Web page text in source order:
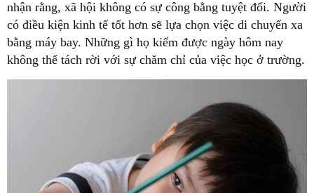
nhận rằng, xã hội không có sự công bằng tuyệt đối. Người
có điều kiện kinh tế tốt hơn sẽ lựa chọn việc di chuyển xa
bằng máy bay. Những gì họ kiếm được ngày hôm nay
không thể tách rời với sự chăm chỉ của việc học ở trường.